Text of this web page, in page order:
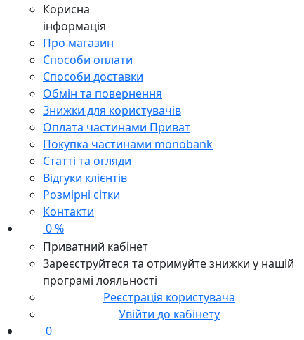
Корисна
інформація
Про магазин
Способи оплати
Способи доставки
Обмін та повернення
Знижки для користувачів
Оплата частинами Приват
Покупка частинами monobank
Статті та огляди
Відгуки клієнтів
Розмірні сітки
Контакти
0 %
Приватний кабінет
Зареєструйтеся та отримуйте знижки у нашій
програмі лояльності
Реєстрація користувача
Увійти до кабінету
0